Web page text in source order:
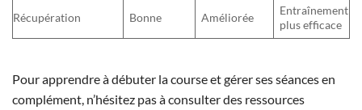
Récupération Bonne Améliorée
Entraînement
plus efficace
Pour apprendre à débuter la course et gérer ses séances en
complément, n’hésitez pas à consulter des ressources